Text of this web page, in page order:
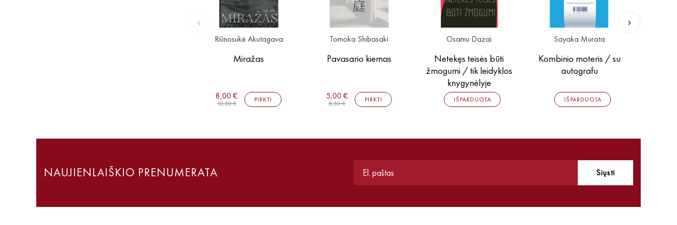
Riūnosukė Akutagava
Miražas
8,00 €
12,50 €
PIRKTI
Tomoka Shibasaki
Pavasario kiemas
5,00 €
8,50 €
PIRKTI
Osamu Dazai
Netekęs teisės būti
žmogumi / tik leidyklos
knygynėlyje
IŠPARDUOTA
Sayaka Murata
Kombinio moteris / su
autografu
IŠPARDUOTA
NAUJIENLAIŠKIO PRENUMERATA Siųsti